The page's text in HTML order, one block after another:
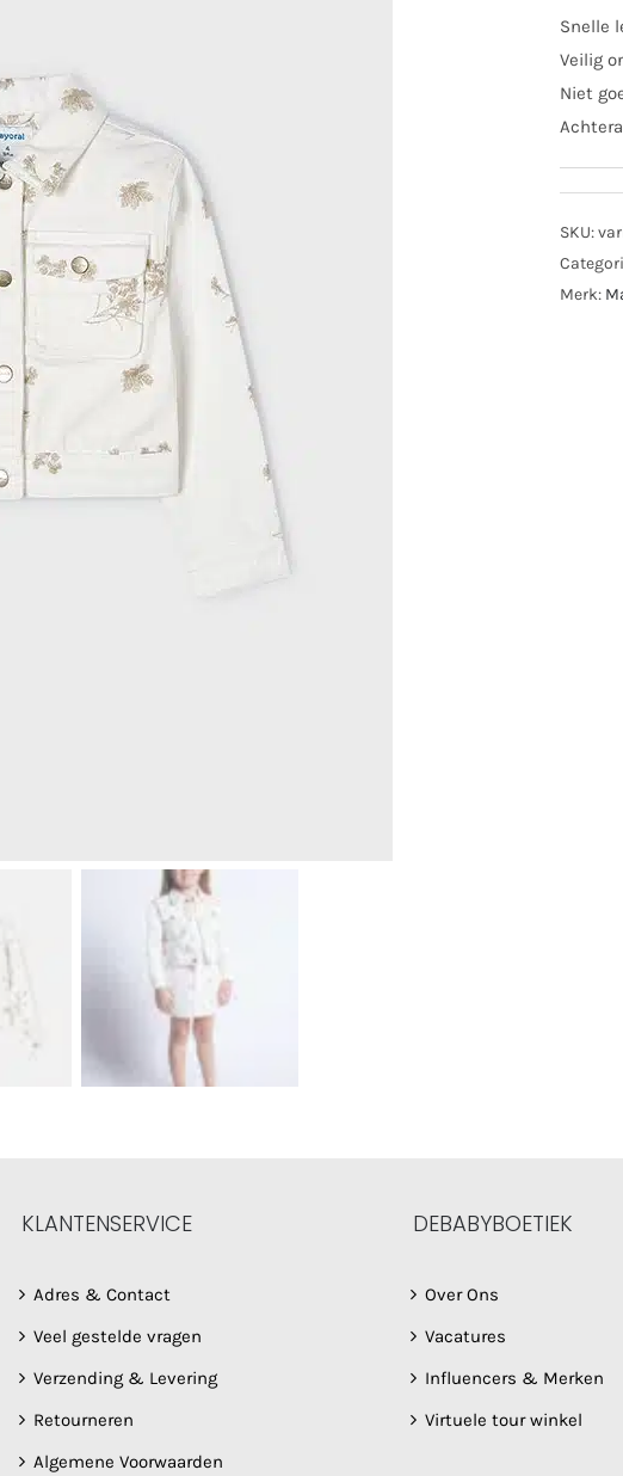
Snelle
Veilig
Niet
SKU:
Merk:
KLANTENSERVICE
Adres & Contact
Veel gestelde vragen
Verzending & Levering
Retourneren
Algemene Voorwaarden
DEBABYBOETIEK
Over Ons
Vacatures
Influencers & Merken
Virtuele tour winkel